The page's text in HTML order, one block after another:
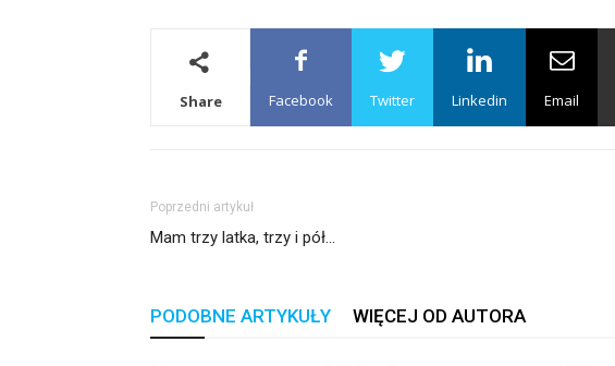
Share Facebook Twitter Linkedin Email
Poprzedni artykuł
Mam trzy latka, trzy i pół…
PODOBNE ARTYKUŁY WIĘCEJ OD AUTORA